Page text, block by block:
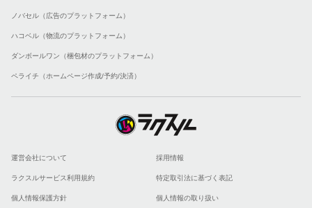
ノバセル（広告のプラットフォーム）
ハコベル（物流のプラットフォーム）
ダンボールワン（梱包材のプラットフォーム）
ペライチ（ホームページ作成/予約/決済）
運営会社について 採用情報
ラクスルサービス利用規約 特定取引法に基づく表記
個人情報保護方針 個人情報の取り扱い